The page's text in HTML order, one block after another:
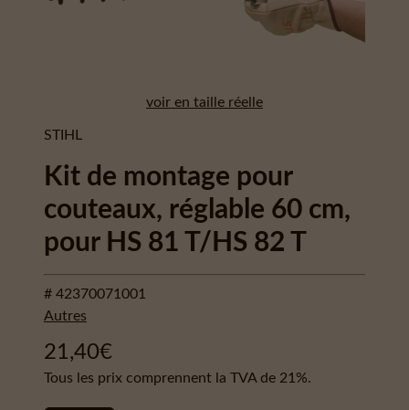
voir en taille réelle
STIHL
Kit de montage pour
couteaux, réglable 60 cm,
pour HS 81 T/HS 82 T
# 42370071001
Autres
21,40€
Tous les prix comprennent la TVA de 21%.